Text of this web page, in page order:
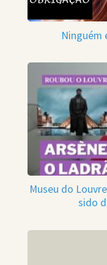
Ninguém
Museu do
sido